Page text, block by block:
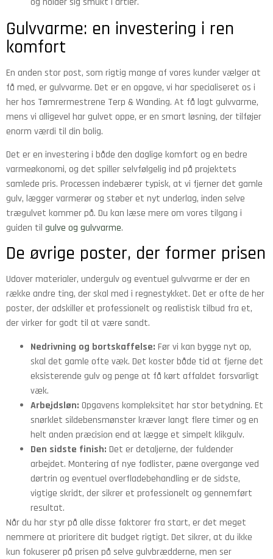
Gulvvarme: en investering i ren
komfort
En anden stor post, som rigtig mange af vores kunder vælger at
få med, er gulvvarme. Det er en opgave, vi har specialiseret os i
her hos Tømrermestrene Terp & Wanding. At få lagt gulvvarme,
mens vi alligevel har gulvet oppe, er en smart løsning, der tilføjer
enorm værdi til din bolig.
Det er en investering i både den daglige komfort og en bedre
varmeøkonomi, og det spiller selvfølgelig ind på projektets
samlede pris. Processen indebærer typisk, at vi fjerner det gamle
gulv, lægger varmerør og støber et nyt underlag, inden selve
trægulvet kommer på. Du kan læse mere om vores tilgang i
guiden til gulve og gulvvarme.
De øvrige poster, der former prisen
Udover materialer, undergulv og eventuel gulvvarme er der en
række andre ting, der skal med i regnestykket. Det er ofte de her
poster, der adskiller et professionelt og realistisk tilbud fra et,
der virker for godt til at være sandt.
Nedrivning og bortskaffelse: Før vi kan bygge nyt op,
skal det gamle ofte væk. Det koster både tid at fjerne det
eksisterende gulv og penge at få kørt affaldet forsvarligt
væk.
Arbejdsløn: Opgavens kompleksitet har stor betydning. Et
snørklet sildebensmønster kræver langt flere timer og en
helt anden præcision end at lægge et simpelt klikgulv.
Den sidste finish: Det er detaljerne, der fuldender
arbejdet. Montering af nye fodlister, pæne overgange ved
dørtrin og eventuel overfladebehandling er de sidste,
vigtige skridt, der sikrer et professionelt og gennemført
resultat.
Når du har styr på alle disse faktorer fra start, er det meget
nemmere at prioritere dit budget rigtigt. Det sikrer, at du ikke
kun fokuserer på prisen på selve gulvbrædderne, men ser